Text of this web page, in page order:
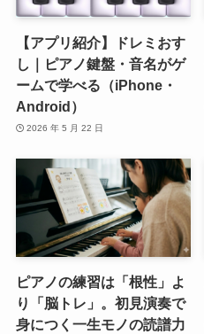
【アプリ紹介】ドレミおす
し｜ピアノ鍵盤・音名がゲ
ームで学べる（iPhone・
Android）
2026 年 5 月 22 日
ピアノの練習は「根性」よ
り「脳トレ」。初見演奏で
身につく一生モノの読譜力